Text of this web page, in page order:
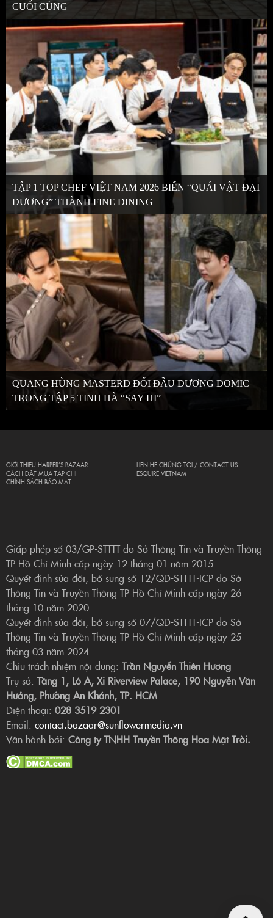
CUỐI CÙNG
TẬP 1 TOP CHEF VIỆT NAM 2026 BIẾN “QUÁI VẬT ĐẠI
DƯƠNG” THÀNH FINE DINING
QUANG HÙNG MASTERD ĐỐI ĐẦU DƯƠNG DOMIC
TRONG TẬP 5 TINH HÀ “SAY HI”
GIỚI THIỆU HARPER’S BAZAAR
CÁCH ĐẶT MUA TẠP CHÍ
CHÍNH SÁCH BẢO MẬT
LIÊN HỆ CHÚNG TÔI / CONTACT US
ESQUIRE VIETNAM
Giấp phép số 03/GP-STTTT do Sở Thông Tin và Truyền Thông
TP Hồ Chí Minh cấp ngày 12 tháng 01 năm 2015
Quyết định sửa đổi, bổ sung số 12/QĐ-STTTT-ICP do Sở
Thông Tin và Truyền Thông TP Hồ Chí Minh cấp ngày 26
tháng 10 năm 2020
Quyết định sửa đổi, bổ sung số 07/QĐ-STTTT-ICP do Sở
Thông Tin và Truyền Thông TP Hồ Chí Minh cấp ngày 25
tháng 03 năm 2024
Chịu trách nhiệm nội dung: Trần Nguyễn Thiên Hương
Trụ sở: Tầng 1, Lô A, Xi Riverview Palace, 190 Nguyễn Văn
Hưởng, Phường An Khánh, TP. HCM
Điện thoại: 028 3519 2301
Email: contact.bazaar@sunflowermedia.vn
Vận hành bởi: Công ty TNHH Truyền Thông Hoa Mặt Trời.